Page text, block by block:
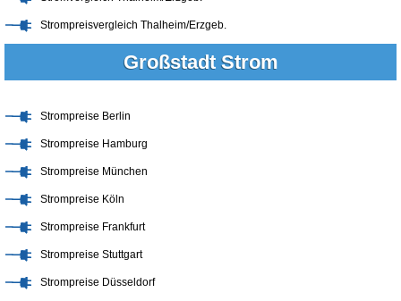
Strompreisvergleich Thalheim/Erzgeb.
Großstadt Strom
Strompreise Berlin
Strompreise Hamburg
Strompreise München
Strompreise Köln
Strompreise Frankfurt
Strompreise Stuttgart
Strompreise Düsseldorf